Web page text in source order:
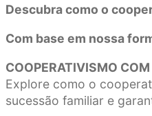
Descubra como o
Com base em nossa
COOPERATIVISMO
Explore como o
sucessão familiar e